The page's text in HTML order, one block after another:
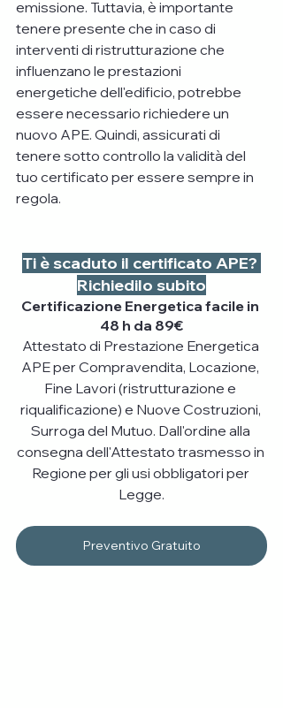
emissione. Tuttavia, è importante
tenere presente che in caso di
interventi di ristrutturazione che
influenzano le prestazioni
energetiche dell'edificio, potrebbe
essere necessario richiedere un
nuovo APE. Quindi, assicurati di
tenere sotto controllo la validità del
tuo certificato per essere sempre in
regola.
Ti è scaduto il certificato APE?
Richiedilo subito
Certificazione Energetica facile in
48 h da 89€
Attestato di Prestazione Energetica
APE per Compravendita, Locazione,
Fine Lavori (ristrutturazione e
riqualificazione) e Nuove Costruzioni,
Surroga del Mutuo. Dall'ordine alla
consegna dell'Attestato trasmesso in
Regione per gli usi obbligatori per
Legge.
Preventivo Gratuito